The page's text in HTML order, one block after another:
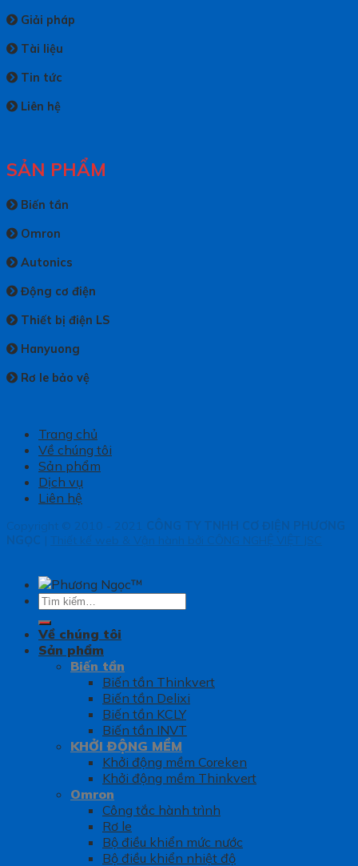
Giải pháp
Tài liệu
Tin tức
Liên hệ
SẢN PHẨM
Biến tần
Omron
Autonics
Động cơ điện
Thiết bị điện LS
Hanyuong
Rơ le bảo vệ
Trang chủ
Về chúng tôi
Sản phẩm
Dịch vụ
Liên hệ
Copyright © 2010 - 2021 CÔNG TY TNHH CƠ ĐIỆN PHƯƠNG
NGỌC | Thiết kế web & Vận hành bởi CÔNG NGHỆ VIỆT JSC
Tìm
Về chúng tôi
Sản phẩm
Biến tần
Biến tần Thinkvert
Biến tần Delixi
Biến tần KCLY
Biến tần INVT
KHỞI ĐỘNG MỀM
Khởi động mềm Coreken
Khởi động mềm Thinkvert
Omron
Công tắc hành trình
Rơ le
Bộ điều khiển mức nước
Bộ điều khiển nhiệt độ